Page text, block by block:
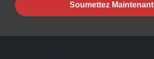
Soumettez Maintenant